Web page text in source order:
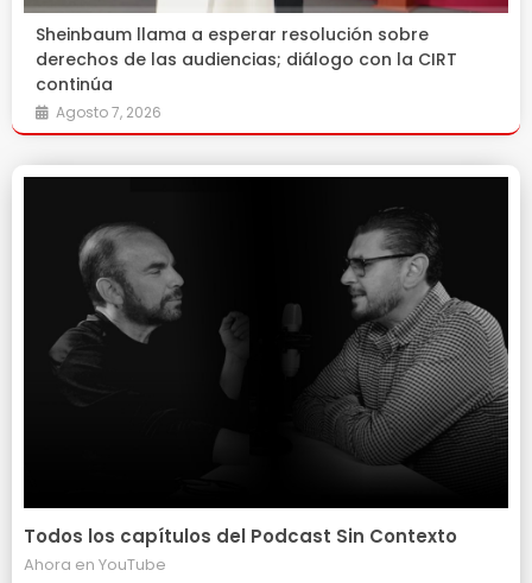
Sheinbaum llama a esperar resolución sobre
derechos de las audiencias; diálogo con la CIRT
continúa
Agosto 7, 2026
Todos los capítulos del Podcast Sin Contexto
Ahora en YouTube